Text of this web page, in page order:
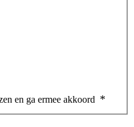
en ga ermee akkoord